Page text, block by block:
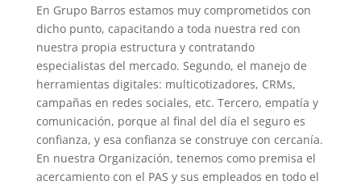
En Grupo Barros estamos muy comprometidos con
dicho punto, capacitando a toda nuestra red con
nuestra propia estructura y contratando
especialistas del mercado. Segundo, el manejo de
herramientas digitales: multicotizadores, CRMs,
campañas en redes sociales, etc. Tercero, empatía y
comunicación, porque al final del día el seguro es
confianza, y esa confianza se construye con cercanía.
En nuestra Organización, tenemos como premisa el
acercamiento con el PAS y sus empleados en todo el